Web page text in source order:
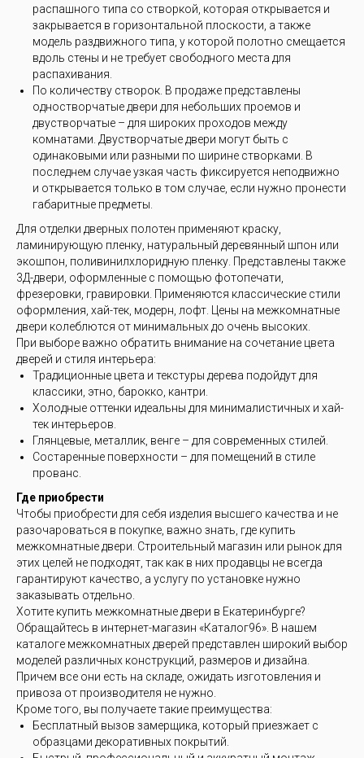
распашного типа со створкой, которая открывается и
закрывается в горизонтальной плоскости, а также
модель раздвижного типа, у которой полотно смещается
вдоль стены и не требует свободного места для
распахивания.
По количеству створок. В продаже представлены
одностворчатые двери для небольших проемов и
двустворчатые – для широких проходов между
комнатами. Двустворчатые двери могут быть с
одинаковыми или разными по ширине створками. В
последнем случае узкая часть фиксируется неподвижно
и открывается только в том случае, если нужно пронести
габаритные предметы.
Для отделки дверных полотен применяют краску,
ламинирующую пленку, натуральный деревянный шпон или
экошпон, поливинилхлоридную пленку. Представлены также
3Д-двери, оформленные с помощью фотопечати,
фрезеровки, гравировки. Применяются классические стили
оформления, хай-тек, модерн, лофт. Цены на межкомнатные
двери колеблются от минимальных до очень высоких.
При выборе важно обратить внимание на сочетание цвета
дверей и стиля интерьера:
Традиционные цвета и текстуры дерева подойдут для
классики, этно, барокко, кантри.
Холодные оттенки идеальны для минималистичных и хай-
тек интерьеров.
Глянцевые, металлик, венге – для современных стилей.
Состаренные поверхности – для помещений в стиле
прованс.
Где приобрести
Чтобы приобрести для себя изделия высшего качества и не
разочароваться в покупке, важно знать, где купить
межкомнатные двери. Строительный магазин или рынок для
этих целей не подходят, так как в них продавцы не всегда
гарантируют качество, а услугу по установке нужно
заказывать отдельно.
Хотите купить межкомнатные двери в Екатеринбурге?
Обращайтесь в интернет-магазин «Каталог96». В нашем
каталоге межкомнатных дверей представлен широкий выбор
моделей различных конструкций, размеров и дизайна.
Причем все они есть на складе, ожидать изготовления и
привоза от производителя не нужно.
Кроме того, вы получаете такие преимущества:
Бесплатный вызов замерщика, который приезжает с
образцами декоративных покрытий.